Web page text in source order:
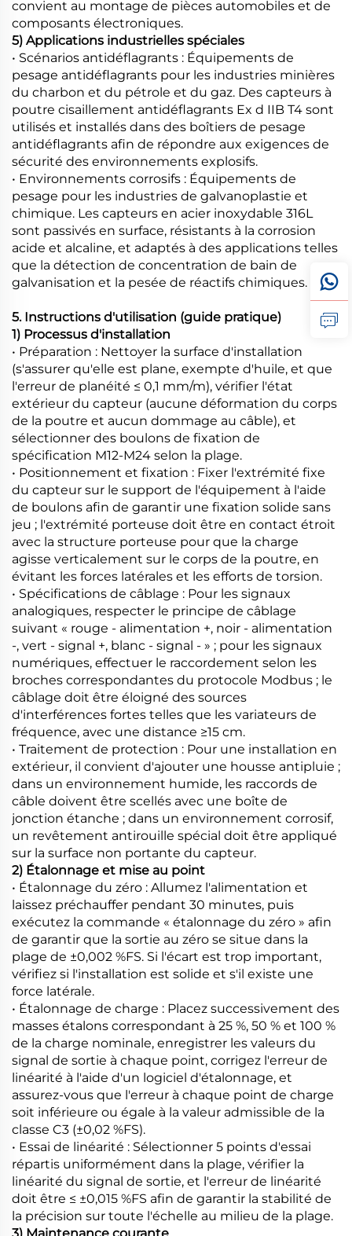
convient au montage de pièces automobiles et de
composants électroniques.
5) Applications industrielles spéciales
• Scénarios antidéflagrants : Équipements de
pesage antidéflagrants pour les industries minières
du charbon et du pétrole et du gaz. Des capteurs à
poutre cisaillement antidéflagrants Ex d IIB T4 sont
utilisés et installés dans des boîtiers de pesage
antidéflagrants afin de répondre aux exigences de
sécurité des environnements explosifs.
• Environnements corrosifs : Équipements de
pesage pour les industries de galvanoplastie et
chimique. Les capteurs en acier inoxydable 316L
sont passivés en surface, résistants à la corrosion
acide et alcaline, et adaptés à des applications telles
que la détection de concentration de bain de
galvanisation et la pesée de réactifs chimiques.
5. Instructions d'utilisation (guide pratique)
1) Processus d'installation
• Préparation : Nettoyer la surface d'installation
(s'assurer qu'elle est plane, exempte d'huile, et que
l'erreur de planéité ≤ 0,1 mm/m), vérifier l'état
extérieur du capteur (aucune déformation du corps
de la poutre et aucun dommage au câble), et
sélectionner des boulons de fixation de
spécification M12-M24 selon la plage.
• Positionnement et fixation : Fixer l'extrémité fixe
du capteur sur le support de l'équipement à l'aide
de boulons afin de garantir une fixation solide sans
jeu ; l'extrémité porteuse doit être en contact étroit
avec la structure porteuse pour que la charge
agisse verticalement sur le corps de la poutre, en
évitant les forces latérales et les efforts de torsion.
• Spécifications de câblage : Pour les signaux
analogiques, respecter le principe de câblage
suivant « rouge - alimentation +, noir - alimentation
-, vert - signal +, blanc - signal - » ; pour les signaux
numériques, effectuer le raccordement selon les
broches correspondantes du protocole Modbus ; le
câblage doit être éloigné des sources
d'interférences fortes telles que les variateurs de
fréquence, avec une distance ≥15 cm.
• Traitement de protection : Pour une installation en
extérieur, il convient d'ajouter une housse antipluie ;
dans un environnement humide, les raccords de
câble doivent être scellés avec une boîte de
jonction étanche ; dans un environnement corrosif,
un revêtement antirouille spécial doit être appliqué
sur la surface non portante du capteur.
2) Étalonnage et mise au point
• Étalonnage du zéro : Allumez l'alimentation et
laissez préchauffer pendant 30 minutes, puis
exécutez la commande « étalonnage du zéro » afin
de garantir que la sortie au zéro se situe dans la
plage de ±0,002 %FS. Si l'écart est trop important,
vérifiez si l'installation est solide et s'il existe une
force latérale.
• Étalonnage de charge : Placez successivement des
masses étalons correspondant à 25 %, 50 % et 100 %
de la charge nominale, enregistrer les valeurs du
signal de sortie à chaque point, corrigez l'erreur de
linéarité à l'aide d'un logiciel d'étalonnage, et
assurez-vous que l'erreur à chaque point de charge
soit inférieure ou égale à la valeur admissible de la
classe C3 (±0,02 %FS).
• Essai de linéarité : Sélectionner 5 points d'essai
répartis uniformément dans la plage, vérifier la
linéarité du signal de sortie, et l'erreur de linéarité
doit être ≤ ±0,015 %FS afin de garantir la stabilité de
la précision sur toute l'échelle au milieu de la plage.
3) Maintenance courante